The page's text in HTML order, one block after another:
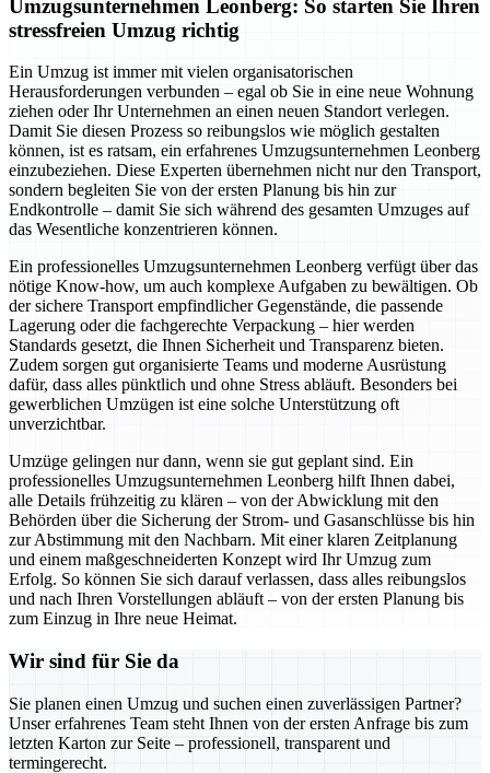
Umzugsunternehmen Leonberg: So starten Sie Ihren
stressfreien Umzug richtig
Ein Umzug ist immer mit vielen organisatorischen
Herausforderungen verbunden – egal ob Sie in eine neue Wohnung
ziehen oder Ihr Unternehmen an einen neuen Standort verlegen.
Damit Sie diesen Prozess so reibungslos wie möglich gestalten
können, ist es ratsam, ein erfahrenes Umzugsunternehmen Leonberg
einzubeziehen. Diese Experten übernehmen nicht nur den Transport,
sondern begleiten Sie von der ersten Planung bis hin zur
Endkontrolle – damit Sie sich während des gesamten Umzuges auf
das Wesentliche konzentrieren können.
Ein professionelles Umzugsunternehmen Leonberg verfügt über das
nötige Know-how, um auch komplexe Aufgaben zu bewältigen. Ob
der sichere Transport empfindlicher Gegenstände, die passende
Lagerung oder die fachgerechte Verpackung – hier werden
Standards gesetzt, die Ihnen Sicherheit und Transparenz bieten.
Zudem sorgen gut organisierte Teams und moderne Ausrüstung
dafür, dass alles pünktlich und ohne Stress abläuft. Besonders bei
gewerblichen Umzügen ist eine solche Unterstützung oft
unverzichtbar.
Umzüge gelingen nur dann, wenn sie gut geplant sind. Ein
professionelles Umzugsunternehmen Leonberg hilft Ihnen dabei,
alle Details frühzeitig zu klären – von der Abwicklung mit den
Behörden über die Sicherung der Strom- und Gasanschlüsse bis hin
zur Abstimmung mit den Nachbarn. Mit einer klaren Zeitplanung
und einem maßgeschneiderten Konzept wird Ihr Umzug zum
Erfolg. So können Sie sich darauf verlassen, dass alles reibungslos
und nach Ihren Vorstellungen abläuft – von der ersten Planung bis
zum Einzug in Ihre neue Heimat.
Wir sind für Sie da
Sie planen einen Umzug und suchen einen zuverlässigen Partner?
Unser erfahrenes Team steht Ihnen von der ersten Anfrage bis zum
letzten Karton zur Seite – professionell, transparent und
termingerecht.